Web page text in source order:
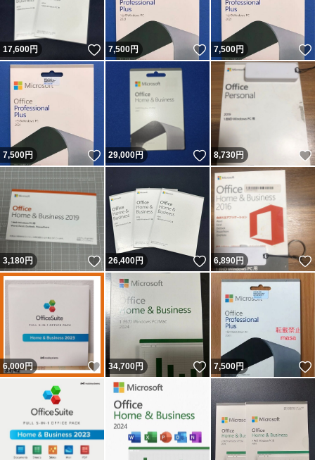
17,600円 いいね！
7,500円 いいね！
7,500円
7,500円 いいね！
29,000円 いいね！
8,730円
3,180円 いいね！
26,400円 いいね！
6,890円
6,000円 いいね！
34,700円 いいね！
7,500円